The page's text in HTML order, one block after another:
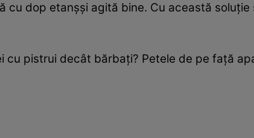
cu dop etanşşi agită bine. Cu această
cu pistrui decât bărbaţi? Petele de pe faţă